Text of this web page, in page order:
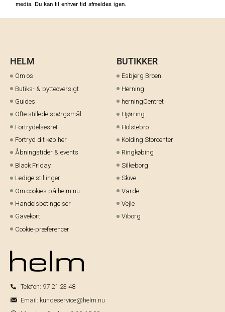
media. Du kan til enhver tid afmeldes igen.
HELM
Om os
Butiks- & bytteoversigt
Guides
Ofte stillede spørgsmål
Fortrydelsesret
Fortryd dit køb her
Åbningstider & events
Black Friday
Ledige stillinger
Om cookies på helm.nu
Handelsbetingelser
Gavekort
Cookie-præferencer
BUTIKKER
Esbjerg Broen
Herning
herningCentret
Hjørring
Holstebro
Kolding Storcenter
Ringkøbing
Silkeborg
Skive
Varde
Vejle
Viborg
Telefon: 97 21 23 48
Email: kundeservice@helm.nu